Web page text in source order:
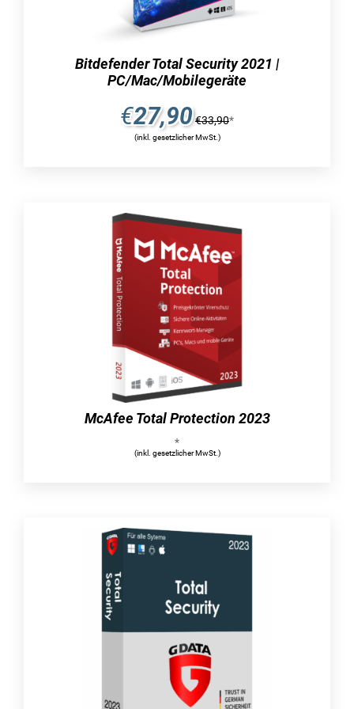
Sie bestens ausgerüstet. Selbstverständlich
haben Sie die Möglichkeit, die individuellen
Ihrem Online-Shop, der eine vielfältige Auswahl
und attraktive Konditionen für Ihre
bevorstehende Bestellung anbietet. Wir freuen
uns darauf, wenn Sie das neueste Paket
Online und offline Techniken im
Mittelpunkt: Effektiver Schutz
im Alltag
Die Hauptfunktion des McAfee Total Protection
2022 besteht darin, zu gewährleisten, dass der
Computer oder das Notebook vor verschiedenen
Bedrohungen geschützt ist, die eine Gefahr für
die persönlichen Daten darstellen können. Zu
den häufigsten Bedrohungen gehören Viren,
diverse Online-Risiken und Ransomware. Um
einen wirksamen Schutz zu gewährleisten, hat
der Hersteller McAfee eine Kombination aus
werden kontinuierlich aktualisiert, ohne dass Sie
ständig Updates installieren müssen.
Eine der bemerkenswerten Funktionen des
McAfee Total Protection 2022 ist der McAfee
WebAdvisor. Diese Funktion verbessert
insbesondere die Sicherheit beim Surfen im
Internet und ist mit allen gängigen Browsers
kompatibel. Es spielt keine entscheidende Rolle,
ob es sich um Google Chrome, Safari oder
Bitdefender Total Security 2021 |
PC/Mac/Mobilegeräte
€27,90€33,90*
(inkl. gesetzlicher MwSt.)
McAfee Total Protection 2023
*
(inkl. gesetzlicher MwSt.)